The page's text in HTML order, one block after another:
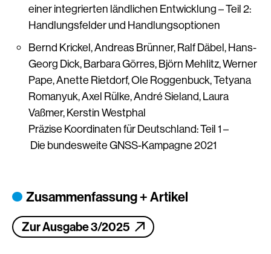
einer integrierten ländlichen Entwicklung – Teil 2:
Handlungsfelder und Handlungsoptionen
Bernd Krickel, Andreas Brünner, Ralf Däbel, Hans-
Georg Dick, Barbara Görres, Björn Mehlitz, Werner
Pape, Anette Rietdorf, Ole Roggenbuck, Tetyana
Romanyuk, Axel Rülke, André Sieland, Laura
Vaßmer, Kerstin Westphal
Präzise Koordinaten für Deutschland: Teil 1 –
Die bundesweite GNSS-Kampagne 2021
Zusammenfassung + Artikel
Zur Ausgabe 3/2025